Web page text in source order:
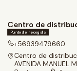
Centro de
Punto de recogida
+56939479660
Centro de
AVENIDA MANUEL